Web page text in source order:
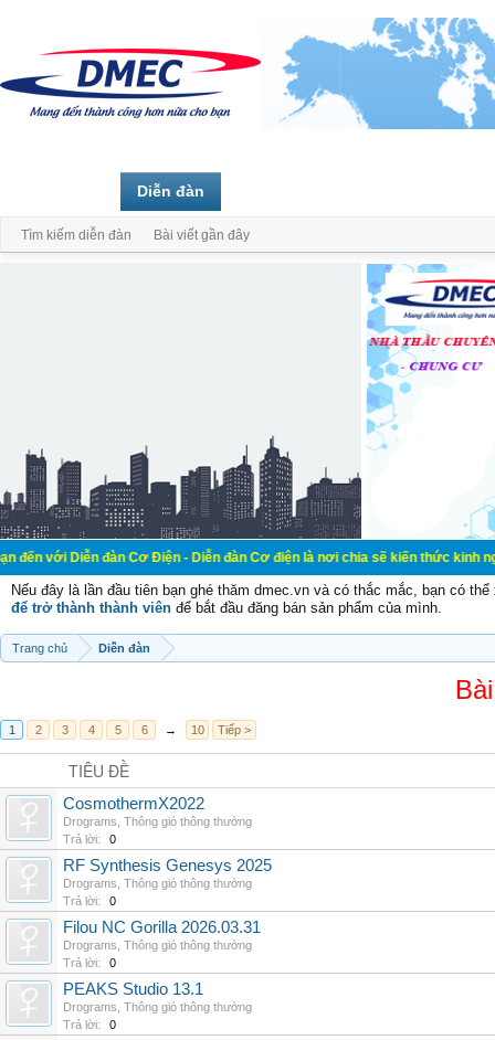
đàn Cơ Điện - Diễn đàn Cơ điện là nơi chia sẽ kiến thức kinh nghiệm
Nếu đây là lần đầu tiên bạn ghé thăm dmec.vn và có thắc mắc, bạn có
để trở thành thành viên để bắt đầu đăng bán sản phẩm của mình.
Trang chủ Diễn đàn
1 2 3 4 5 6 → 10 Tiếp >
TIÊU ĐỀ
CosmothermX2022
Drograms Thông gió thông thường
Trả lời:
0
RF Synthesis Genesys 2025
Drograms Thông gió thông thường
Trả lời:
0
Filou NC Gorilla 2026.03.31
Drograms Thông gió thông thường
Trả lời:
0
PEAKS Studio 13.1
Drograms Thông gió thông thường
Trả lời:
0
Diễn đàn
Tìm kiếm diễn đàn Bài viết gần đây